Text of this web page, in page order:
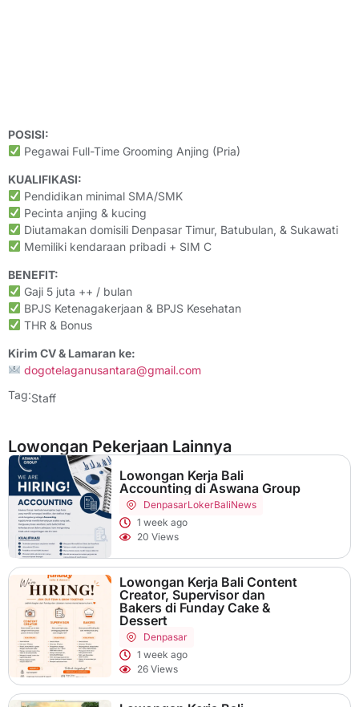
POSISI:
Pegawai Full-Time Grooming Anjing (Pria)
KUALIFIKASI:
Pendidikan minimal SMA/SMK
Pecinta anjing & kucing
Diutamakan domisili Denpasar Timur, Batubulan, & Sukawati
Memiliki kendaraan pribadi + SIM C
BENEFIT:
Gaji 5 juta ++ / bulan
BPJS Ketenagakerjaan & BPJS Kesehatan
THR & Bonus
Kirim CV & Lamaran ke:
dogotelaganusantara@gmail.com
Tag:Staff
Lowongan Pekerjaan Lainnya
Lowongan Kerja Bali
Accounting di Aswana Group
DenpasarLokerBaliNews
1 week ago
20 Views
Lowongan Kerja Bali Content
Creator, Supervisor dan
Bakers di Funday Cake &
Dessert
Denpasar
1 week ago
26 Views